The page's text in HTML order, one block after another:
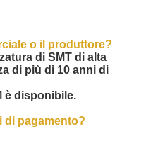
o il produttore?
di SMT di alta
di più di 10 anni di
è disponibile.
di pagamento?